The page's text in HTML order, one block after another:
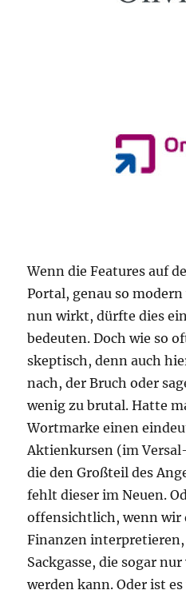
Wenn die Features auf
Portal, genau so
nun wirkt, dürfte dies
bedeuten. Doch wie so
skeptisch, denn auch
nach, der Bruch oder
wenig zu brutal. Hatte
Wortmarke einen
Aktienkursen (im
die den Großteil des
fehlt dieser im Neuen.
offensichtlich, wenn wir
Finanzen
Sackgasse, die sogar
werden kann. Oder ist